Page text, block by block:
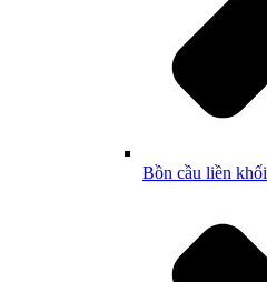
Bồn cầu liền khối